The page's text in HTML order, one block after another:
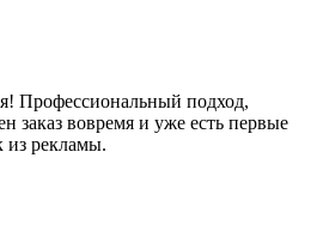
Профессиональный подход,
заказ вовремя и уже есть первые
из рекламы.